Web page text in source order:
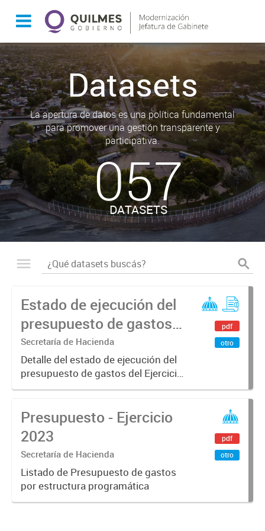
Datasets
La apertura de datos es una política fundamental
para promover una gestión transparente y
participativa.
057
DATASETS
Estado de ejecución del
presupuesto de gastos -
Ejercicio 2023
Secretaría de Hacienda
Detalle del estado de ejecución del
presupuesto de gastos del Ejercicio
2023 desagregado hasta partida
pdf
otro
Presupuesto - Ejercicio
2023
Secretaría de Hacienda
Listado de Presupuesto de gastos
por estructura programática
pdf
otro